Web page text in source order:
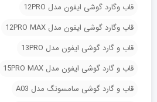
قاب وگارد گوشی ایفون مدل 12PRO
قاب وگارد گوشی ایفون مدل 12PRO MAX
قاب و گارد گوشی ایفون مدل 13PRO
قاب و گارد گوشی ایفون مدل 15PRO MAX
قاب و گارد گوشی سامسونگ مدل A03